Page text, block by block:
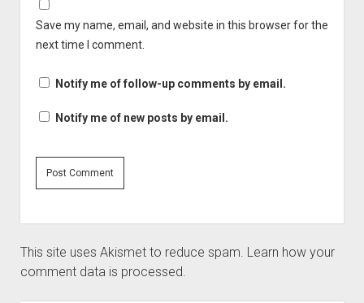
Save my name, email, and website in this browser for the
next time I comment.
Notify me of follow-up comments by email.
Notify me of new posts by email.
This site uses Akismet to reduce spam. Learn how your
comment data is processed.